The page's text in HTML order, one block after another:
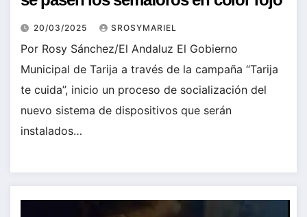
20/03/2025 SROSYMARIEL
Por Rosy Sánchez/El Andaluz El Gobierno
Municipal de Tarija a través de la campaña “Tarija
te cuida”, inicio un proceso de socialización del
nuevo sistema de dispositivos que serán
instalados…